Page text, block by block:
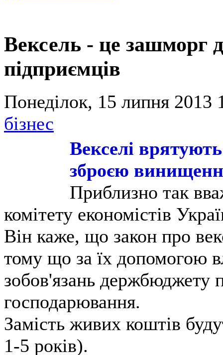
Вексель - це зашморг
підприємців
Понеділок, 15 липня 2013
бізнес
Векселі
зброєю
Приблизно так
комітету економістів
Він каже, що закон про
тому що за їх допомогою
зобов'язань держбюджету
господарювання.
Замість живих коштів
1-5 років).